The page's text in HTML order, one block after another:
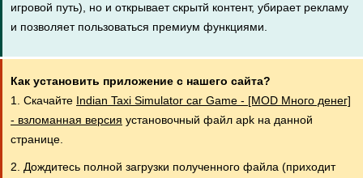
игровой путь), но и открывает скрытй контент, убирает рекламу
и позволяет пользоваться премиум функциями.
Как установить приложение с нашего сайта?
1. Скачайте Indian Taxi Simulator car Game - [MOD Много денег]
- взломанная версия установочный файл apk на данной
странице.
2. Дождитесь полной загрузки полученного файла (приходит